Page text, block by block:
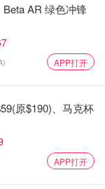
鼻炎喷雾
，鼻窦压力和充血，
鼻塞引起的头痛，咳
AR 绿色冲锋
APP打开
原$190)、马克杯
APP打开